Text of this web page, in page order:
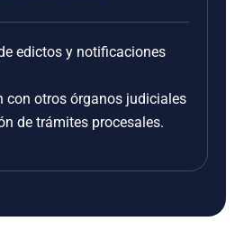
edictos y notificaciones
con otros órganos judiciales
de trámites procesales.